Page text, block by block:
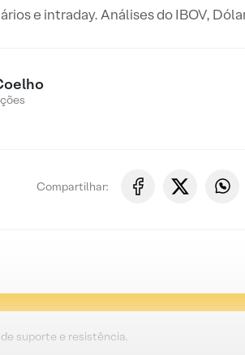
e intraday. Análises do IBOV,
Compartilhar:
suporte e resistência.